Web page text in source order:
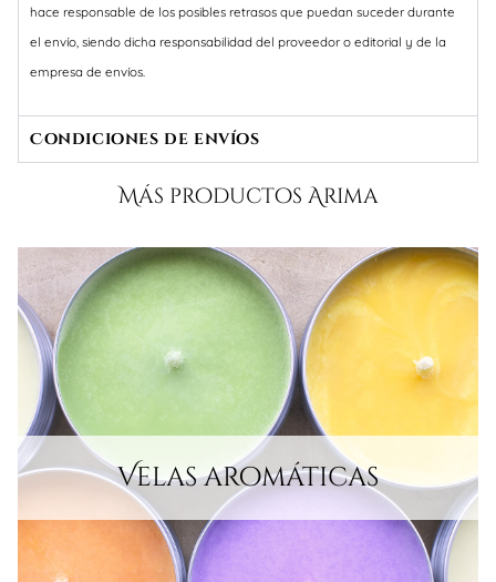
hace responsable de los posibles retrasos que puedan suceder durante
el envío, siendo dicha responsabilidad del proveedor o editorial y de la
empresa de envíos.
Condiciones de envíos
Más productos Arima
Velas aromáticas